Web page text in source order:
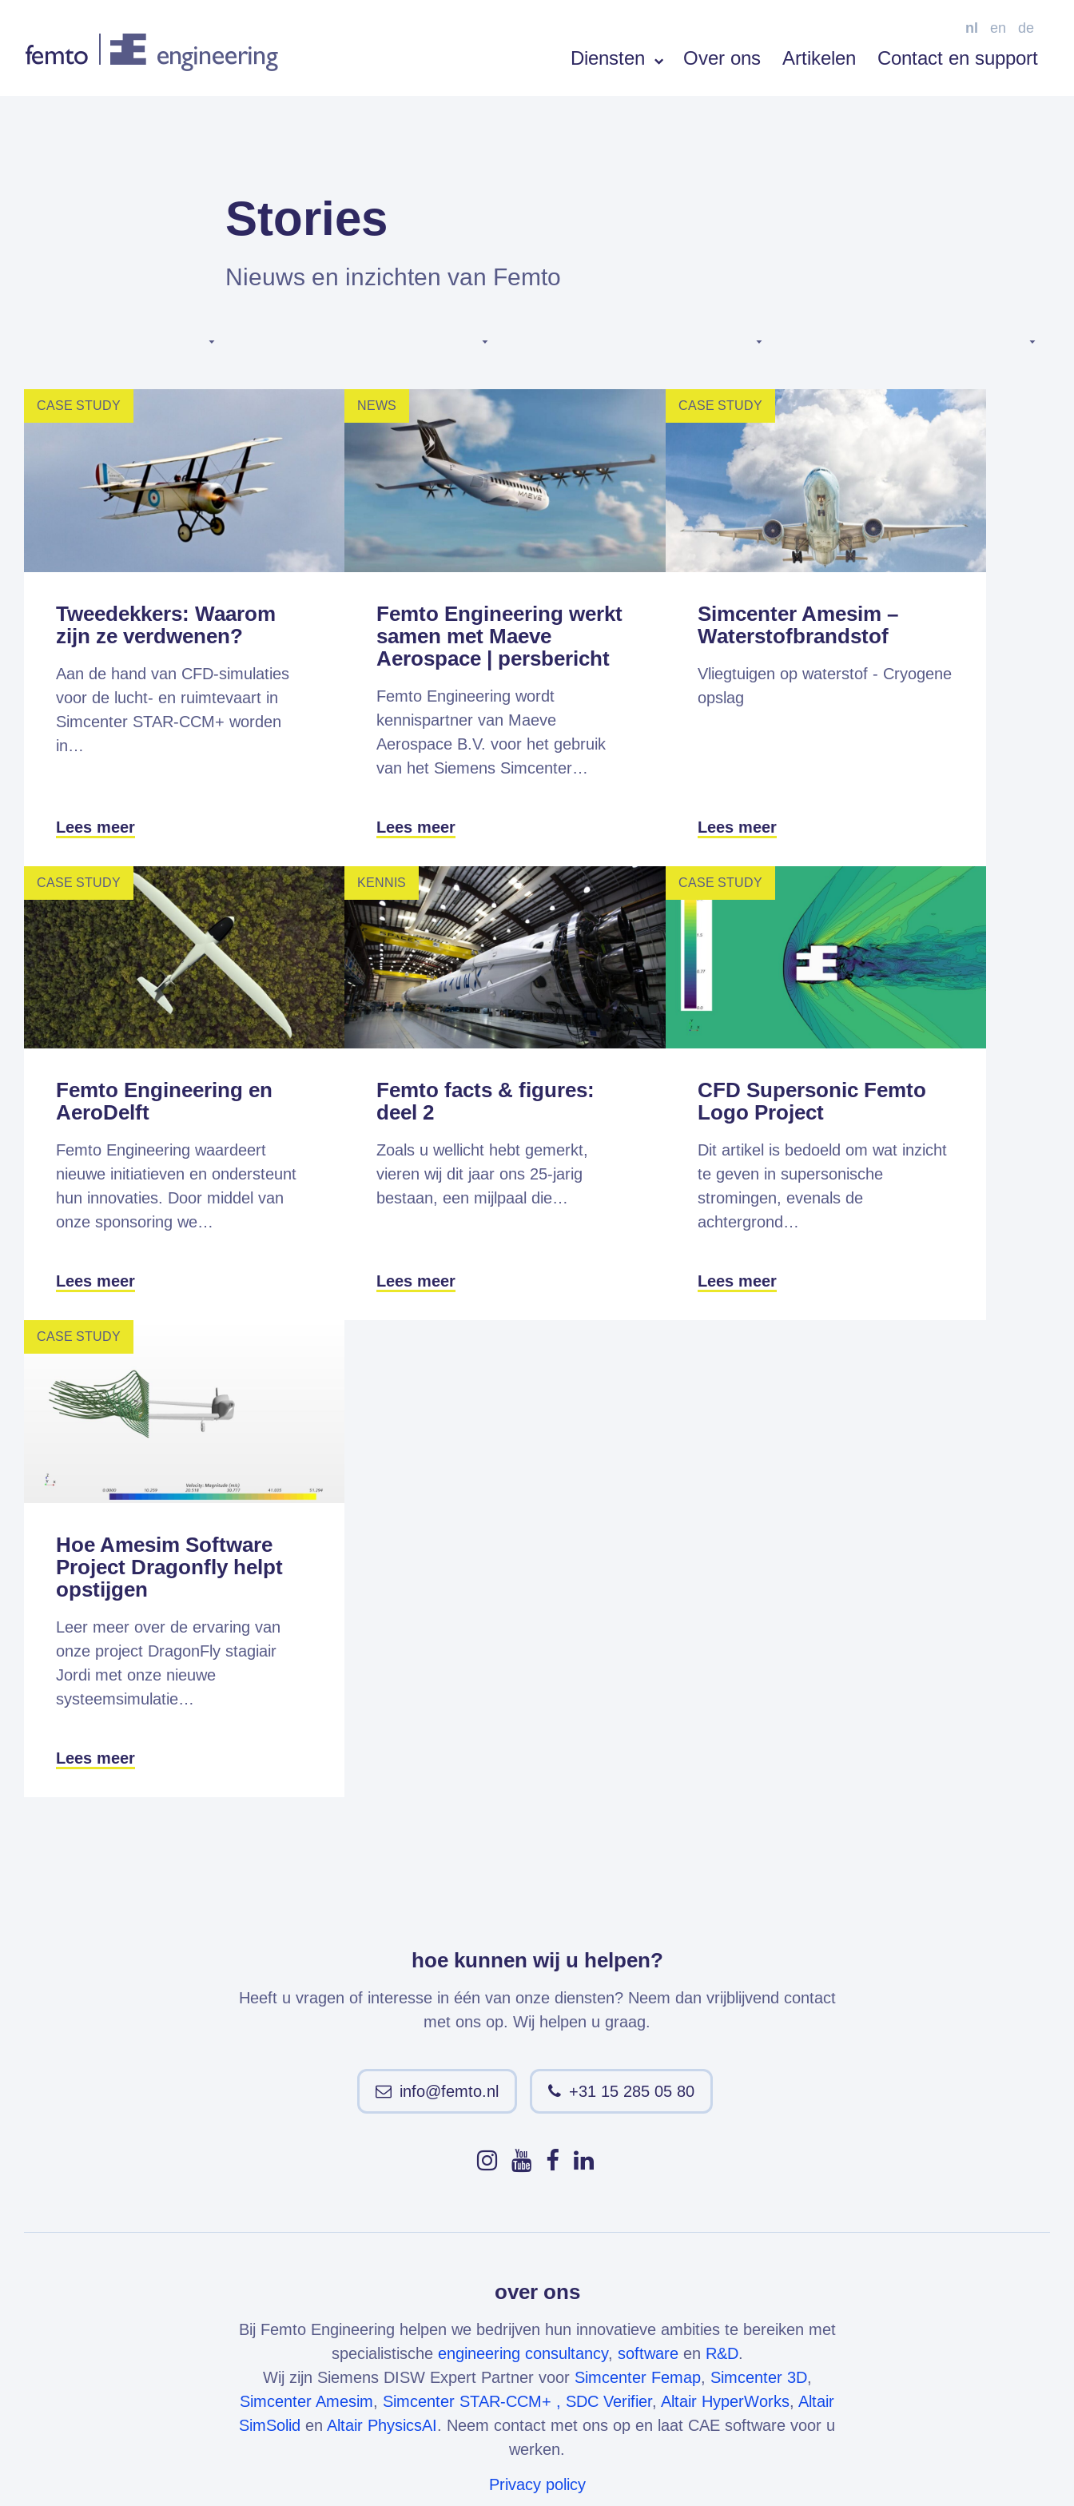
Diensten Over ons Artikelen Contact en support
nl en de
Simcenter Amesim
Altair SimSolid
Femto is Expert Partner van Siemens
Stories
Nieuws en inzichten van Femto
CASE STUDY
Tweedekkers: Waarom
zijn ze verdwenen?
Aan de hand van CFD-simulaties
voor de lucht- en ruimtevaart in
Simcenter STAR-CCM+ worden
in…
Lees meer
NEWS
Femto Engineering werkt
samen met Maeve
Aerospace | persbericht
Femto Engineering wordt
kennispartner van Maeve
Aerospace B.V. voor het gebruik
van het Siemens Simcenter…
Lees meer
CASE STUDY
Simcenter Amesim –
Waterstofbrandstof
Vliegtuigen op waterstof - Cryogene
opslag
Lees meer
CASE STUDY
Femto Engineering en
AeroDelft
Femto Engineering waardeert
nieuwe initiatieven en ondersteunt
hun innovaties. Door middel van
onze sponsoring we…
Lees meer
KENNIS
Femto facts & figures:
deel 2
Zoals u wellicht hebt gemerkt,
vieren wij dit jaar ons 25-jarig
bestaan, een mijlpaal die…
Lees meer
CASE STUDY
CFD Supersonic Femto
Logo Project
Dit artikel is bedoeld om wat inzicht
te geven in supersonische
stromingen, evenals de
achtergrond…
Lees meer
CASE STUDY
Hoe Amesim Software
Project Dragonfly helpt
opstijgen
Leer meer over de ervaring van
onze project DragonFly stagiair
Jordi met onze nieuwe
systeemsimulatie…
Lees meer
hoe kunnen wij u helpen?
Heeft u vragen of interesse in één van onze diensten? Neem dan vrijblijvend contact
met ons op. Wij helpen u graag.
info@femto.nl +31 15 285 05 80
over ons
Bij Femto Engineering helpen we bedrijven hun innovatieve ambities te bereiken met
specialistische engineering consultancy, softwareen R&D.
Wij zijn Siemens DISW Expert Partner voor Simcenter Femap, Simcenter 3D,
Simcenter Amesim, Simcenter STAR-CCM+ , SDC Verifier, Altair HyperWorks, Altair
SimSolid en Altair PhysicsAI. Neem contact met ons op en laat CAE software voor u
werken.
Privacy policy